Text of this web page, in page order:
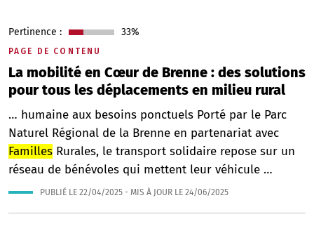
PAGE DE CONTENU
La mobilité en Cœur de Brenne : des solutions
pour tous les déplacements en milieu rural
Pertinence : 33%
… humaine aux besoins ponctuels Porté par le Parc
Naturel Régional de la Brenne en partenariat avec
Familles Rurales, le transport solidaire repose sur un
réseau de bénévoles qui mettent leur véhicule …
PUBLIÉ LE 22/04/2025 - MIS À JOUR LE 24/06/2025